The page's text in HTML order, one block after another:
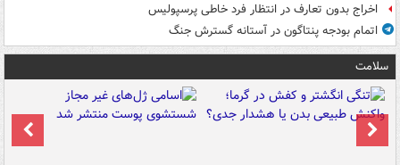
اخراج بدون تعارف در انتظار فرد خاطی پرسپولیس
اتمام بودجه پنتاگون در آستانه گسترش جنگ
سلامت